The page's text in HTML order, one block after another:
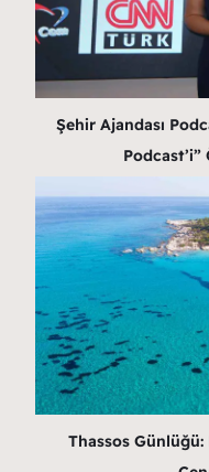
Şehir Ajandası
Thassos Günlüğü: